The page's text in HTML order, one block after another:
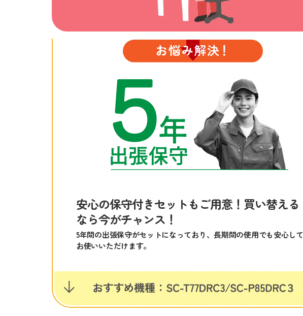
安心の保守付きセットもご用意！買い替える
なら今がチャンス！
5年間の出張保守がセットになっており、長期間の使用でも安心して
お使いいただけます。